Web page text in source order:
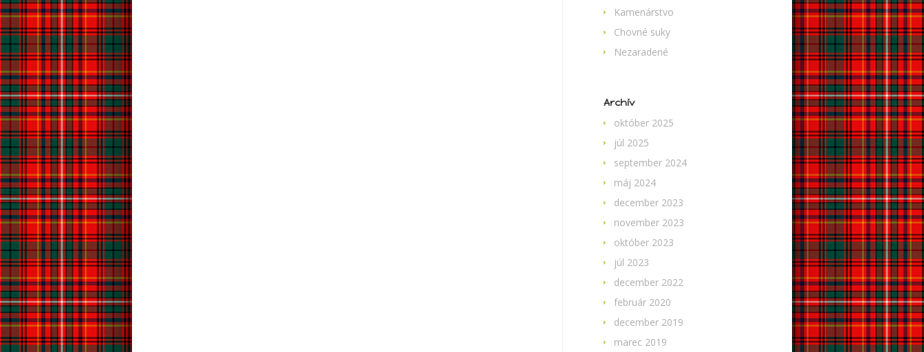
Kamenárstvo
Chovné suky
Nezaradené
Archív
október 2025
júl 2025
september 2024
máj 2024
december 2023
november 2023
október 2023
júl 2023
december 2022
február 2020
december 2019
marec 2019